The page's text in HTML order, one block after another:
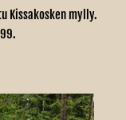
Kissakosken mylly.